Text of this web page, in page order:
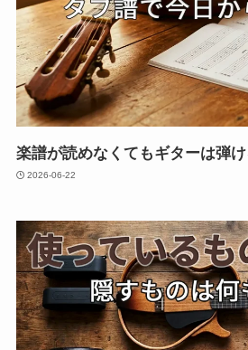
楽譜が読めなくてもギターは弾
2026-06-22